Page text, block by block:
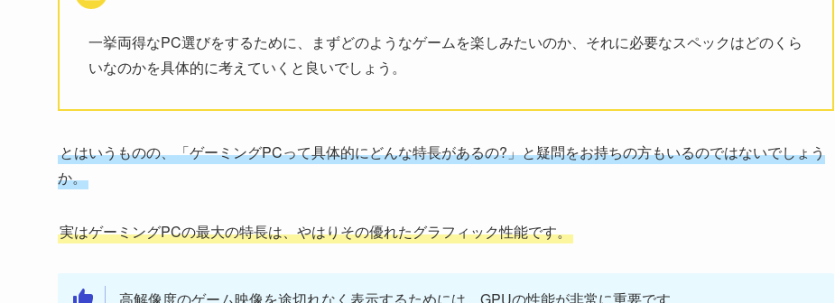
一挙両得なPC選びをするために、まずどのようなゲームを楽しみたいのか、それに必要なスペックはどのくら
いなのかを具体的に考えていくと良いでしょう。
とはいうものの、「ゲーミングPCって具体的にどんな特長があるの?」と疑問をお持ちの方もいるのではないでしょう
か。
実はゲーミングPCの最大の特長は、やはりその優れたグラフィック性能です。